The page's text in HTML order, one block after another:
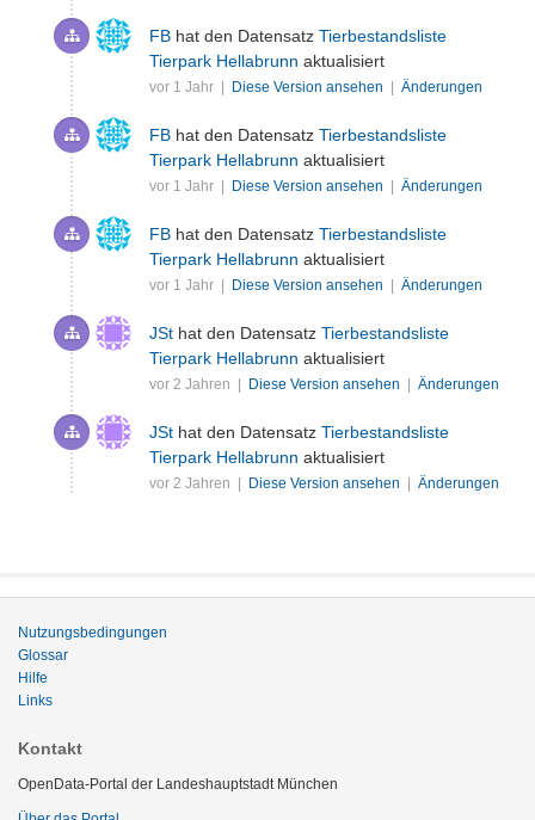
FB hat den Datensatz Tierbestandsliste
Tierpark Hellabrunn aktualisiert
vor 1 Jahr | Diese Version ansehen | Änderungen
FB hat den Datensatz Tierbestandsliste
Tierpark Hellabrunn aktualisiert
vor 1 Jahr | Diese Version ansehen | Änderungen
FB hat den Datensatz Tierbestandsliste
Tierpark Hellabrunn aktualisiert
vor 1 Jahr | Diese Version ansehen | Änderungen
JSt hat den Datensatz Tierbestandsliste
Tierpark Hellabrunn aktualisiert
vor 2 Jahren | Diese Version ansehen | Änderungen
JSt hat den Datensatz Tierbestandsliste
Tierpark Hellabrunn aktualisiert
vor 2 Jahren | Diese Version ansehen | Änderungen
Nutzungsbedingungen
Glossar
Hilfe
Links
Kontakt
OpenData-Portal der Landeshauptstadt München